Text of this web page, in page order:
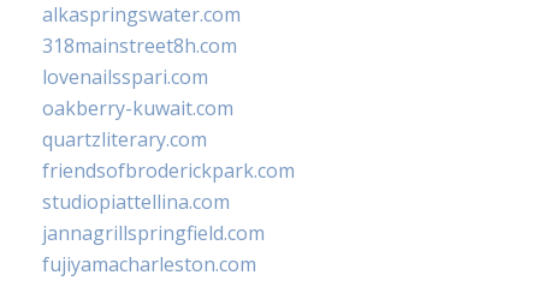
alkaspringswater.com
318mainstreet8h.com
lovenailsspari.com
oakberry-kuwait.com
quartzliterary.com
friendsofbroderickpark.com
studiopiattellina.com
jannagrillspringfield.com
fujiyamacharleston.com